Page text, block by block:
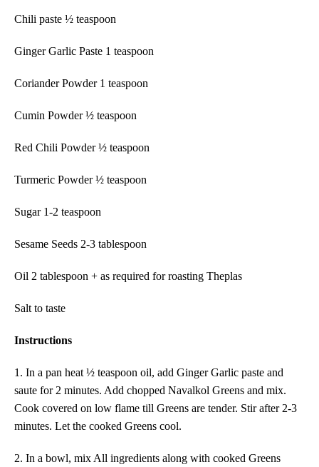
Chili paste ½ teaspoon
Ginger Garlic Paste 1 teaspoon
Coriander Powder1 teaspoon
Cumin Powder ½ teaspoon
Red Chili Powder ½ teaspoon
Turmeric Powder ½ teaspoon
Sugar 1-2 teaspoon
Sesame Seeds 2-3 tablespoon
Oil 2 tablespoon + as required for roasting Theplas
Salt to taste
Instructions
1. In a pan heat ½ teaspoon oil, add Ginger Garlic paste and
saute for 2 minutes. Add chopped Navalkol Greens and mix.
Cook covered on low flame till Greens are tender. Stir after 2-3
minutes. Let the cooked Greens cool.
2. In a bowl, mix All ingredients along with cooked Greens